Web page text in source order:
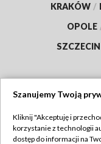
KRAKÓW /
OPOLE
SZCZECIN
Szanujemy Twoją
Kliknij "Akceptuję i
korzystanie z technologii
dostęp do informacji na